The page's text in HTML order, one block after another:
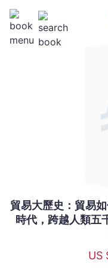
貿
易
貿易大歷史：貿易
時代，跨越人類五
US